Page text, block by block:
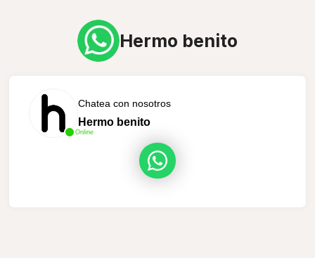
Hermo benito
Online
Chatea con nosotros
Hermo benito